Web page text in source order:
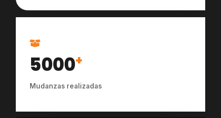
5000+
Mudanzas realizadas